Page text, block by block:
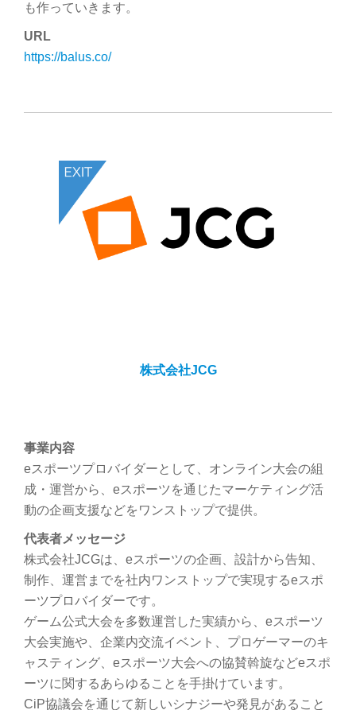
も作っていきます。
URL
https://balus.co/
株式会社JCG
事業内容
eスポーツプロバイダーとして、オンライン大会の組
成・運営から、eスポーツを通じたマーケティング活
動の企画支援などをワンストップで提供。
代表者メッセージ
株式会社JCGは、eスポーツの企画、設計から告知、
制作、運営までを社内ワンストップで実現するeスポ
ーツプロバイダーです。
ゲーム公式大会を多数運営した実績から、eスポーツ
大会実施や、企業内交流イベント、プロゲーマーのキ
ャスティング、eスポーツ大会への協賛斡旋などeスポ
ーツに関するあらゆることを手掛けています。
CiP協議会を通じて新しいシナジーや発見があること